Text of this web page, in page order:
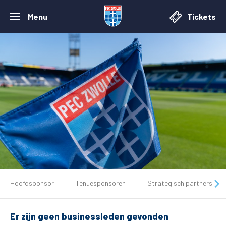
Menu Tickets
Tickets
Matchdays
Hoofdsponsor Tenuesponsoren Strategisch partners
Er zijn geen businessleden gevonden